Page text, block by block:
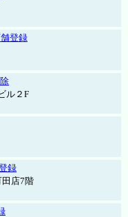
登録
ル２F
録
田店7階